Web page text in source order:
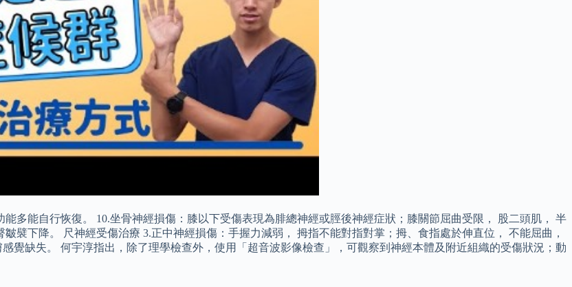
多能自行恢復。 10.坐骨神經損傷：膝以下受傷表現為腓總神經或脛後神經症狀；膝關節屈曲受限， 股二頭肌， 半
襞下降。 尺神經受傷治療 3.正中神經損傷：手握力減弱， 拇指不能對指對掌；拇、食指處於伸直位， 不能屈曲，
覺缺失。 何宇淳指出，除了理學檢查外，使用「超音波影像檢查」，可觀察到神經本體及附近組織的受傷狀況；動